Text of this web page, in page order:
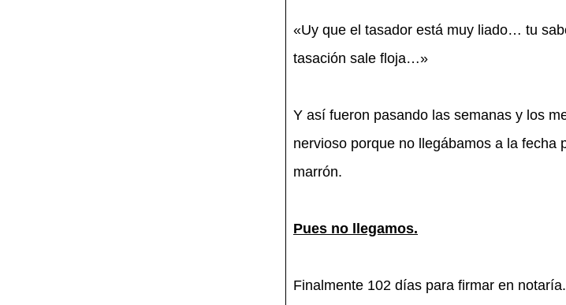
«Uy que el tasador está muy liado… tu
tasación sale floja…»
Y así fueron pasando las semanas y los
nervioso porque no llegábamos a la
marrón.
Pues no llegamos.
Finalmente 102 días para firmar en